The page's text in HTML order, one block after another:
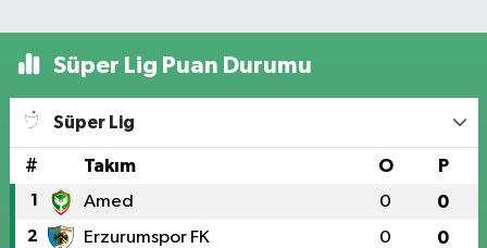
Süper Lig Puan Durumu
Süper Lig
# Takım O P
1 Amed 0 0
2 Erzurumspor FK 0 0